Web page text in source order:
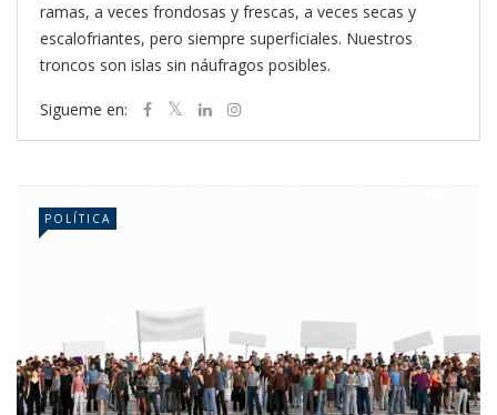
ramas, a veces frondosas y frescas, a veces secas y
escalofriantes, pero siempre superficiales. Nuestros
troncos son islas sin náufragos posibles.
Sigueme en:
POLÍTICA